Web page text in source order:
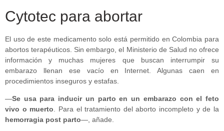
Cytotec para abortar
El uso de este medicamento solo está permitido en Colombia para
abortos terapéuticos. Sin embargo, el Ministerio de Salud no ofrece
información y muchas mujeres que buscan interrumpir su
embarazo llenan ese vacío en Internet. Algunas caen en
procedimientos inseguros y estafas.
—Se usa para inducir un parto en un embarazo con el feto
vivo o muerto . Para el tratamiento del aborto incompleto y de la
hemorragia post parto—, añade.